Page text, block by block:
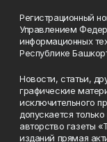
Регистрационный
Управлением
информационных
Республике
Новости, статьи,
графические
исключительного
допускается
авторство газеты
изданий прямая